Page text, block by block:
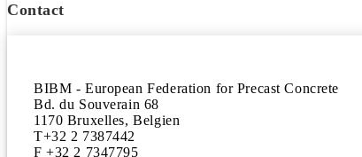
Contact
BIBM - European Federation for Precast Concrete
Bd. du Souverain 68
1170 Bruxelles, Belgien
T+32 2 7387442
F +32 2 7347795